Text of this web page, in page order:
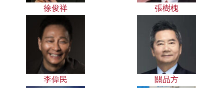
徐俊祥 張樹槐
李偉民 關品方